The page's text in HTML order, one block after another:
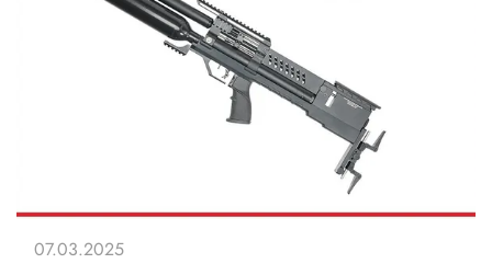
07.03.2025